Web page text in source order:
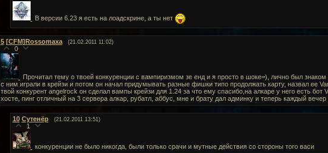
В версии 6.23 я есть на лоадскрине, а ты нет
5 [CFM]Rossomaxa (21.02.2011 11:02)
0
Прочитал тему о твоей конкуренции с вампиризмом зе енд и я просто в шоке=), лично был
с ним играли в крейзи и потом он начал придумывать разные фишки типо продолжать карту, назвал ее
твой конкурент angelrock он сделал вампы крейзи для 1.24 за что ему спасибо,на алкаре у него есть бот
хосте, пинг отличный на 3 сервера алкар, рубатл, аббус, мне и брату дал админку и теперь каждый
10 Сутенёр (21.02.2011 13:51)
1
конкуренции не было никогда, были только срачи и мутные действия со стороны того васи